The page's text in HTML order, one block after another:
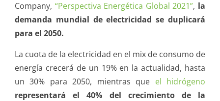
Company, “Perspectiva Energética Global 2021”, la
demanda mundial de electricidad se duplicará
para el 2050.
La cuota de la electricidad en el mix de consumo de
energía crecerá de un 19% en la actualidad, hasta
un 30% para 2050, mientras que el hidrógeno
representará el 40% del crecimiento de la